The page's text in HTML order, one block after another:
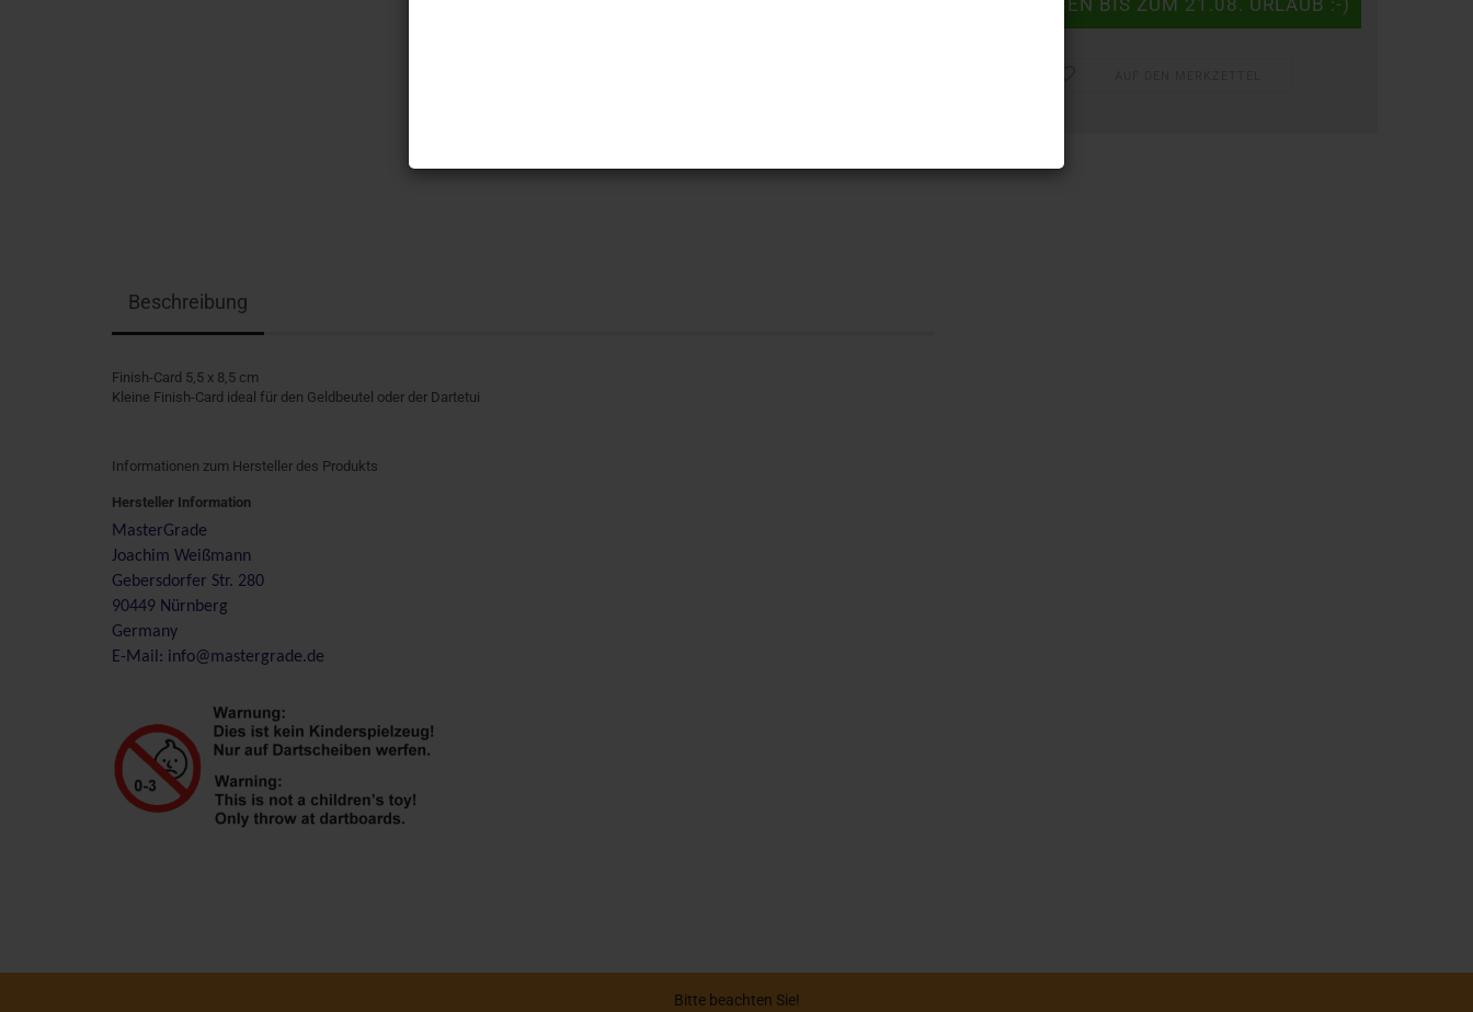
Beschreibung
Finish-Card 5,5 x 8,5 cm
Kleine Finish-Card ideal für den Geldbeutel oder der Dartetui
Informationen zum Hersteller des Produkts
Hersteller Information
MasterGrade
Joachim Weißmann
Gebersdorfer Str. 280
90449 Nürnberg
Germany
E-Mail: info@mastergrade.de
Bitte beachten Sie!